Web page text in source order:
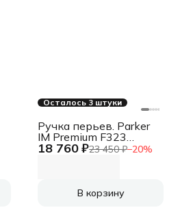
Осталось 3 штуки
18 760 ₽23 450 ₽−20%
Ручка перьев. Parker
IM Premium F323
(1931684) Grey GT F
В корзину